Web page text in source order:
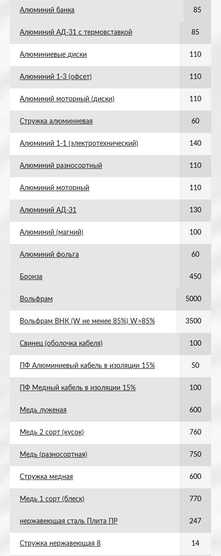
Алюминий банка 85
Алюминий АД-31 с термовставкой 85
Алюминиевые диски 110
Алюминий 1-3 (офсет) 110
Алюминий моторный (диски) 110
Стружка алюминиевая 60
Алюминий 1-1 (электротехнический) 140
Алюминий разносортный 110
Алюминий моторный 110
Алюминий АД-31 130
Алюминий (магний) 100
Алюминий фольга 60
Бронза 450
Вольфрам 5000
Вольфрам ВНК (W не менее 85%) W>85% 3500
Свинец (оболочка кабеля) 100
ПФ Алюминиевый кабель в изоляции 15% 50
ПФ Медный кабель в изоляции 15% 100
Медь луженая 600
Медь 2 сорт (кусок) 760
Медь (разносортная) 750
Стружка медная 600
Медь 1 сорт (блеск) 770
нержавеющая сталь Плита ПР 247
Стружка нержавеющая 8 14